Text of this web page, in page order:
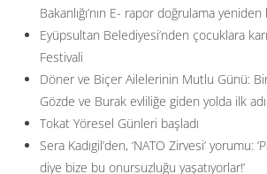
Bakanlığı’nın E- rapor doğrulama yeniden
Eyüpsultan Belediyesi’nden çocuklara
Festivali
Döner ve Biçer Ailelerinin Mutlu Günü:
Gözde ve Burak evliliğe giden yolda ilk
Tokat Yöresel Günleri başladı
Sera Kadıgil’den, ‘NATO Zirvesi’ yorumu:
diye bize bu onursuzluğu yaşatıyorlar!’